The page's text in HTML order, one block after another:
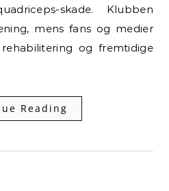
skade. Klubben
mens fans og medier
og fremtidige
Reading